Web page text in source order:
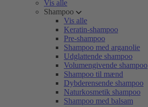
Vis alle
Shampoo
Vis alle
Keratin-shampoo
Pre-shampoo
Shampoo med arganolie
Udglattende shampoo
Volumengivende shampoo
Shampoo til mænd
Dybderensende shampoo
Naturkosmetik shampoo
Shampoo med balsam